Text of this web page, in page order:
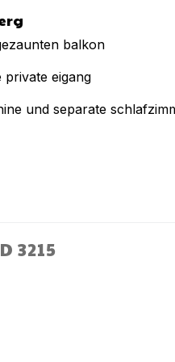
balkon
eigang
und separate
3215